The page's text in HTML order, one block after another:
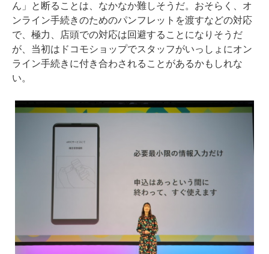
ん」と断ることは、なかなか難しそうだ。おそらく、オ
ンライン手続きのためのパンフレットを渡すなどの対応
で、極力、店頭での対応は回避することになりそうだ
が、当初はドコモショップでスタッフがいっしょにオン
ライン手続きに付き合わされることがあるかもしれな
い。